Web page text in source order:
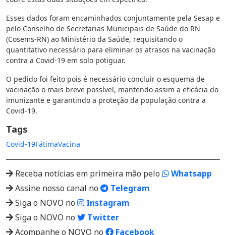
Esses dados foram encaminhados conjuntamente pela Sesap e
pelo Conselho de Secretarias Municipais de Saúde do RN
(Cosems-RN) ao Ministério da Saúde, requisitando o
quantitativo necessário para eliminar os atrasos na vacinação
contra a Covid-19 em solo potiguar.
O pedido foi feito pois é necessário concluir o esquema de
vacinação o mais breve possível, mantendo assim a eficácia do
imunizante e garantindo a proteção da população contra a
Covid-19.
Tags
Covid-19FátimaVacina
Receba notícias em primeira mão pelo
Whatsapp
Assine nosso canal no
Telegram
Siga o NOVO no
Instagram
Siga o NOVO no
Twitter
Acompanhe o NOVO no
Facebook